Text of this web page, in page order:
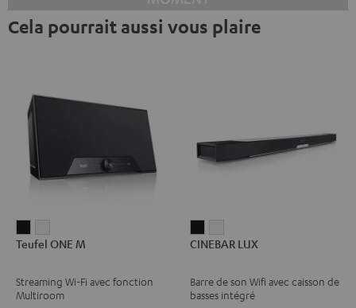
Cela pourrait aussi vous plaire
ONE
Noir
ONE
Blanc
Teufel ONE M
Streaming Wi-Fi avec fonction
Multiroom
LUXLUX
CINEBAR LUX
Barre de son Wifi avec caisson de
basses intégré